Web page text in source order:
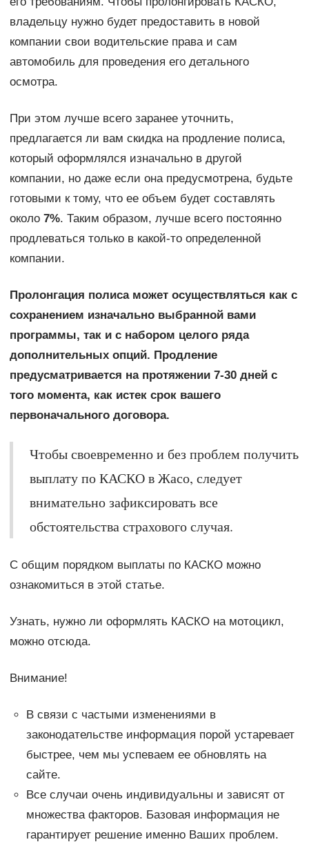
владельцу нужно будет предоставить в новой
компании свои водительские права и сам
автомобиль для проведения его детального
осмотра.
При этом лучше всего заранее уточнить,
предлагается ли вам скидка на продление полиса,
который оформлялся изначально в другой
компании, но даже если она предусмотрена, будьте
готовыми к тому, что ее объем будет составлять
около 7%. Таким образом, лучше всего постоянно
продлеваться только в какой-то определенной
компании.
Пролонгация полиса может осуществляться как с
сохранением изначально выбранной вами
программы, так и с набором целого ряда
дополнительных опций. Продление
предусматривается на протяжении 7-30 дней с
того момента, как истек срок вашего
первоначального договора.
Чтобы своевременно и без проблем получить
выплату по КАСКО в Жасо, следует
внимательно зафиксировать все
обстоятельства страхового случая.
С общим порядком выплаты по КАСКО можно
ознакомиться в этой статье.
Узнать, нужно ли оформлять КАСКО на мотоцикл,
можно отсюда.
Внимание!
В связи с частыми изменениями в
законодательстве информация порой устаревает
быстрее, чем мы успеваем ее обновлять на
сайте.
Все случаи очень индивидуальны и зависят от
множества факторов. Базовая информация не
гарантирует решение именно Ваших проблем.